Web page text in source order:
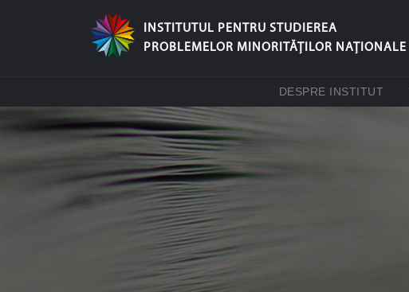
INSTITUTUL PENTRU STUDIEREA
PROBLEMELOR MINORITĂŢILOR NAŢIONALE
DESPRE INSTITUT